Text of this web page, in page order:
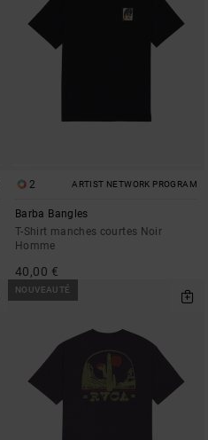
2 ARTIST NETWORK PROGRAM
Barba Bangles
T-Shirt manches courtes Noir
Homme
40,00 €
NOUVEAUTÉ